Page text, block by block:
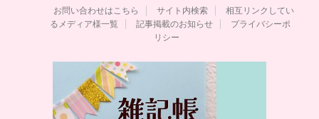
お問い合わせはこちら サイト内検索
相互リンクしてい
るメディア様一覧
記事掲載のお知らせ
プライバシーポ
リシー